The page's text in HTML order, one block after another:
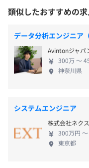
ほどです。
東京都内、神奈川県内
受動喫煙防止措置に
屋内禁煙
・夏季休暇
・慶弔休暇
・育児休暇（復職率
・介護休暇（取得実績
・交通費支給
・役職手当（毎月支
・資格手当対象資格
り毎月支給（MAX5万
と繋がり、現在で
あるソフトウェア
任せていただいています。 このよう
の直接取引によっ
いち早くいただく
アにとっては市場
られる環境が整っ
きるため、社会的
いただくことができます。 【一人ひと
い姿を大切に】 弊社は社員一人ひとりの価値観や描
きたいキャリアパ
れているのが、人
類似したおすすめの
データ分析エンジニア
Avintonジャパ
300万 〜
神奈川県
システムエンジニア
株式会社ネク
300万円 〜
東京都